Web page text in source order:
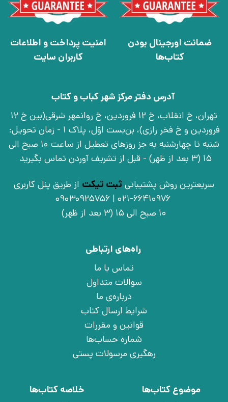
ضمانت اورجینال بودن
کتاب‌ها
امنیت پرداخت و اطلاعات
کاربران سایت
آدرس دفتر مرکز شهر کباب و کتاب
تهران، خ انقلاب، خ 12 فروردین، خ روانمهر شرقی(بین خ 12
فروردین و خ فخر رازی)، بن‌بست اوّل، پلاک 1 - زمان تحویل:
شنبه تا چهارشنبه به جز روزهای تعطیل از ساعت 10 صبح الی
15 (3 بعد از ظهر) - قبل از تشریف آوردن تماس بگیرید
سریعترین روش پشتیبانی ثبت تیکت از طریق پنل کاربری
021-66410976 | 09030925756
10 صبح الی 15 (3 بعد از ظهر)
راه‌های ارتباطی
تماس با ما
سوالات متداول
درباره‌ی ما
شرایط ارسال کتاب
قوانین و مقررات
شماره حساب‌ها
رهگیری مرسولات پستی
موضوع کتاب‌ها
خلاصه کتاب‌ها